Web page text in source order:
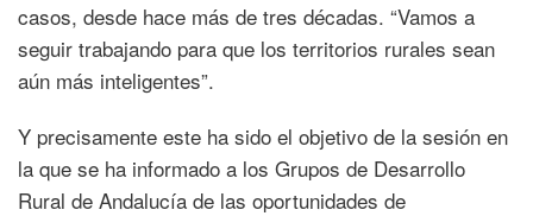
casos, desde hace más de tres décadas. “Vamos a
seguir trabajando para que los territorios rurales sean
aún más inteligentes”.
Y precisamente este ha sido el objetivo de la sesión en
la que se ha informado a los Grupos de Desarrollo
Rural de Andalucía de las oportunidades de